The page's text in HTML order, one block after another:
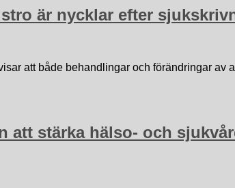
är nycklar efter
att både behandlingar och förändringar
stärka hälso- och